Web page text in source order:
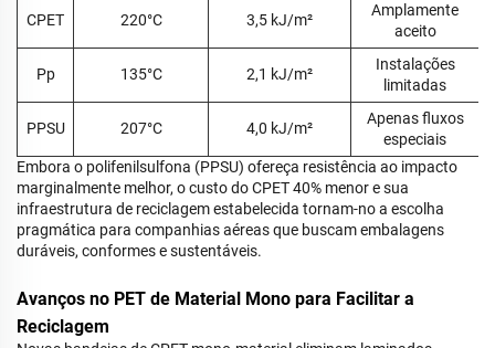
CPET 220°C 3,5 kJ/m²
Amplamente
aceito
Pp 135°C 2,1 kJ/m²
Instalações
limitadas
PPSU 207°C 4,0 kJ/m²
Apenas fluxos
especiais
Embora o polifenilsulfona (PPSU) ofereça resistência ao impacto
marginalmente melhor, o custo do CPET 40% menor e sua
infraestrutura de reciclagem estabelecida tornam-no a escolha
pragmática para companhias aéreas que buscam embalagens
duráveis, conformes e sustentáveis.
Avanços no PET de Material Mono para Facilitar a
Reciclagem